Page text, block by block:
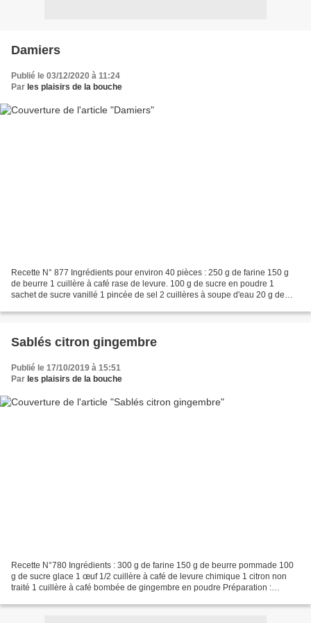
Damiers
Publié le 03/12/2020 à 11:24
Par les plaisirs de la bouche
Recette N° 877 Ingrédients pour environ 40 pièces : 250 g de farine 150 g
de beurre 1 cuillère à café rase de levure. 100 g de sucre en poudre 1
sachet de sucre vanillé 1 pincée de sel 2 cuillères à soupe d'eau 20 g de
Sablés citron gingembre
Publié le 17/10/2019 à 15:51
Par les plaisirs de la bouche
Recette N°780 Ingrédients : 300 g de farine 150 g de beurre pommade 100
g de sucre glace 1 œuf 1/2 cuillère à café de levure chimique 1 citron non
traité 1 cuillère à café bombée de gingembre en poudre Préparation :